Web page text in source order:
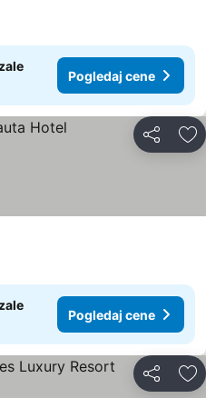
Pogledaj cene
Deli
Pogledaj cene
Deli